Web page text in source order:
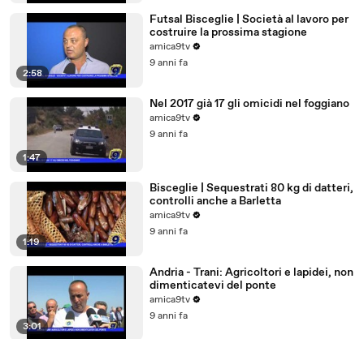
2:58
Futsal Bisceglie | Società al lavoro per
costruire la prossima stagione
amica9tv
9 anni fa
1:47
Nel 2017 già 17 gli omicidi nel foggiano
amica9tv
9 anni fa
1:19
Bisceglie | Sequestrati 80 kg di datteri,
controlli anche a Barletta
amica9tv
9 anni fa
3:01
Andria - Trani: Agricoltori e lapidei, non
dimenticatevi del ponte
amica9tv
9 anni fa